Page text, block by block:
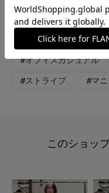
ンも生きてきます。
#パンツ #シャツ
#オフィスカジュアル
#ストライプ #マ
このショッ